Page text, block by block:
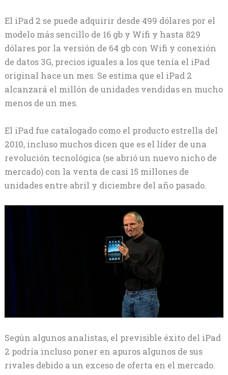
El iPad 2 se puede adquirir desde 499 dólares por el
modelo más sencillo de 16 gb y Wifi y hasta 829
dólares por la versión de 64 gb con Wifi y conexión
de datos 3G, precios iguales a los que tenía el iPad
original hace un mes. Se estima que el iPad 2
alcanzará el millón de unidades vendidas en mucho
menos de un mes.
El iPad fue catalogado como el producto estrella del
2010, incluso muchos dicen que es el líder de una
revolución tecnológica (se abrió un nuevo nicho de
mercado) con la venta de casi 15 millones de
unidades entre abril y diciembre del año pasado.
Según algunos analistas, el previsible éxito del iPad
2 podría incluso poner en apuros algunos de sus
rivales debido a un exceso de oferta en el mercado.